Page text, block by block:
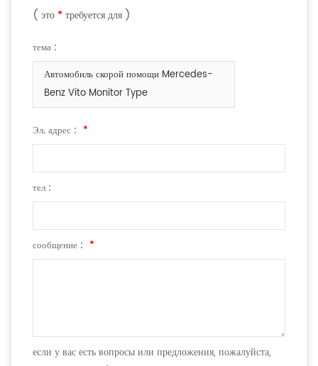
( это * требуется для )
тема :
Автомобиль скорой помощи Mercedes-
Benz Vito Monitor Type
Эл. адрес : *
тел :
сообщение : *
если у вас есть вопросы или предложения, пожалуйста,